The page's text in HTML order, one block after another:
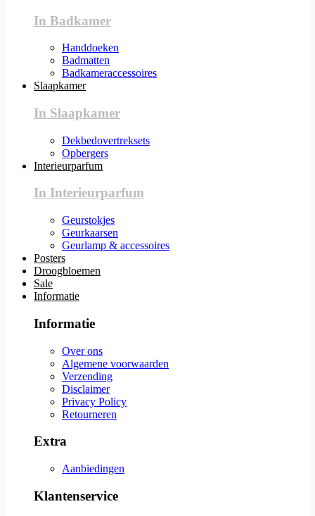
In Badkamer
Handdoeken
Badmatten
Badkameraccessoires
Slaapkamer
In Slaapkamer
Dekbedovertreksets
Opbergers
Interieurparfum
In Interieurparfum
Geurstokjes
Geurkaarsen
Geurlamp & accessoires
Posters
Droogbloemen
Sale
Informatie
Informatie
Over ons
Algemene voorwaarden
Verzending
Disclaimer
Privacy Policy
Retourneren
Extra
Aanbiedingen
Klantenservice